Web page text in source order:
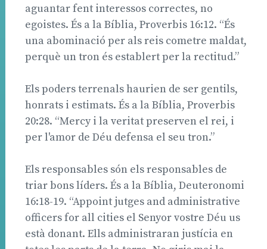
aguantar fent interessos correctes, no
egoistes. És a la Bíblia, Proverbis 16:12. “És
una abominació per als reis cometre maldat,
perquè un tron és establert per la rectitud.”
Els poders terrenals haurien de ser gentils,
honrats i estimats. És a la Bíblia, Proverbis
20:28. “Mercy i la veritat preserven el rei, i
per l'amor de Déu defensa el seu tron.”
Els responsables són els responsables de
triar bons líders. És a la Bíblia, Deuteronomi
16:18-19. “Appoint jutges and administrative
officers for all cities el Senyor vostre Déu us
està donant. Ells administraran justícia en